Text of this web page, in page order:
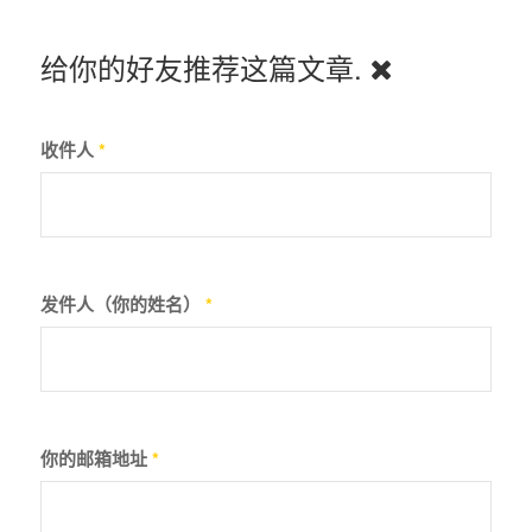
给你的好友推荐这篇文章.
收件人*
发件人（你的姓名） *
你的邮箱地址*